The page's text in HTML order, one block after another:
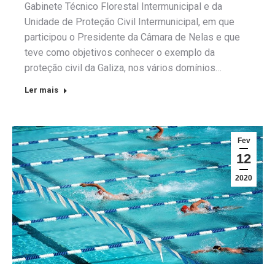
Gabinete Técnico Florestal Intermunicipal e da
Unidade de Proteção Civil Intermunicipal, em que
participou o Presidente da Câmara de Nelas e que
teve como objetivos conhecer o exemplo da
proteção civil da Galiza, nos vários domínios…
Ler mais
Fev
12
2020